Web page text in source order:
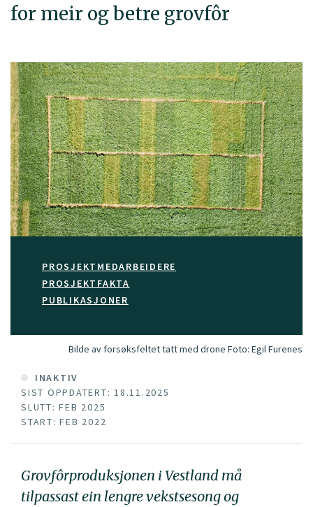
for meir og betre grovfôr
PROSJEKTMEDARBEIDERE
PROSJEKTFAKTA
PUBLIKASJONER
Bilde av forsøksfeltet tatt med drone Foto: Egil Furenes
INAKTIV
SIST OPPDATERT: 18.11.2025
SLUTT: FEB 2025
START: FEB 2022
Grovfôrproduksjonen i Vestland må
tilpassast ein lengre vekstsesong og